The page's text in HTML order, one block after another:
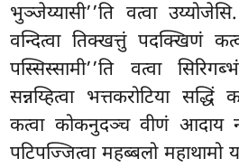
भुञ्जेय्यासी’’ति वत्वा
वन्दित्वा तिक्खत्तुं पदक्खिणं
पस्सिस्सामी’’ति वत्वा
सन्नय्हित्वा भत्तकरोटिया
कत्वा कोकनुदञ्च वीणं आदाय
पटिपज्जित्वा महब्बलो